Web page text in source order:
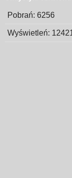
po
Webowe i
potrzebują
operacyjny
Zobacz
Pobrań: 6256
Wyświetleń: